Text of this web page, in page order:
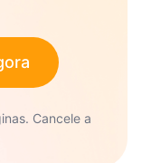
Cancele a